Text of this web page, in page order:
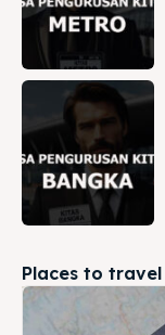
Places to travel